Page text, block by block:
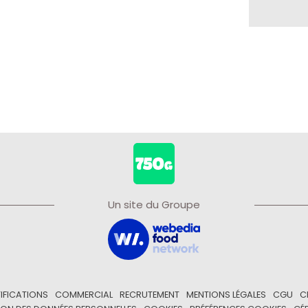
Un site du Groupe
COMMERCIAL RECRUTEMENT MENTIONS LÉGALES CGU